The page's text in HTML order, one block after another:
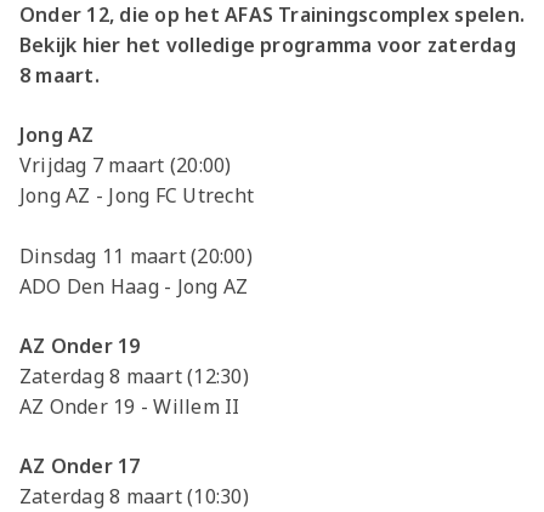
Onder 12, die op het AFAS Trainingscomplex spelen.
Bekijk hier het volledige programma voor zaterdag
8 maart.
Jong AZ
Vrijdag 7 maart (20:00)
Jong AZ - Jong FC Utrecht
Dinsdag 11 maart (20:00)
ADO Den Haag - Jong AZ
AZ Onder 19
Zaterdag 8 maart (12:30)
AZ Onder 19 - Willem II
AZ Onder 17
Zaterdag 8 maart (10:30)